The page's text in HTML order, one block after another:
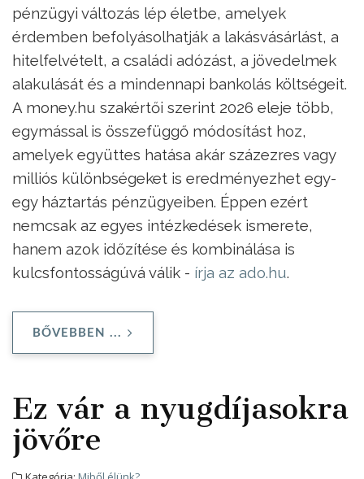
pénzügyi változás lép életbe, amelyek
érdemben befolyásolhatják a lakásvásárlást, a
hitelfelvételt, a családi adózást, a jövedelmek
alakulását és a mindennapi bankolás költségeit.
A money.hu szakértői szerint 2026 eleje több,
egymással is összefüggő módosítást hoz,
amelyek együttes hatása akár százezres vagy
milliós különbségeket is eredményezhet egy-
egy háztartás pénzügyeiben. Éppen ezért
nemcsak az egyes intézkedések ismerete,
hanem azok időzítése és kombinálása is
kulcsfontosságúvá válik - írja az ado.hu.
BŐVEBBEN ...
Ez vár a nyugdíjasokra
jövőre